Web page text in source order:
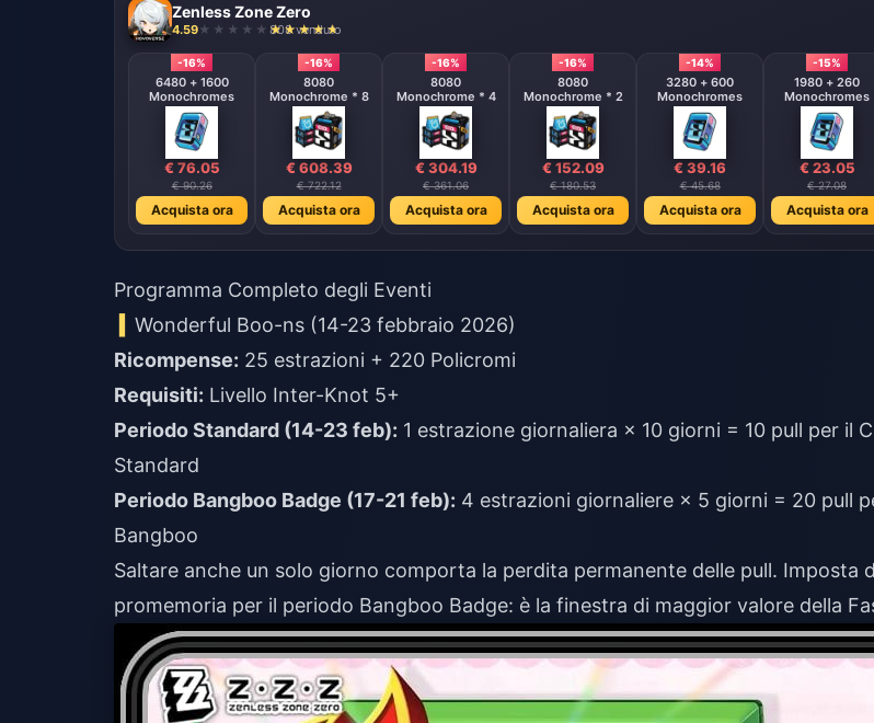
Zenless Zone Zero
4.59 808 venduto
-16%
6480 + 1600
Monochromes
€ 76.05
€ 90.26
Acquista ora
-16%
8080
Monochrome * 8
€ 608.39
€ 722.12
Acquista ora
-16%
8080
Monochrome * 4
€ 304.19
€ 361.06
Acquista ora
-16%
8080
Monochrome * 2
€ 152.09
€ 180.53
Acquista ora
-14%
3280 + 600
Monochromes
€ 39.16
€ 45.68
Acquista ora
-15%
1980 + 260
Monochromes
€ 23.05
€ 27.08
Acquista ora
Programma Completo degli Eventi
Wonderful Boo-ns (14-23 febbraio 2026)
Ricompense: 25 estrazioni + 220 Policromi
Requisiti: Livello Inter-Knot 5+
Periodo Standard (14-23 feb): 1 estrazione giornaliera × 10 giorni = 10 pull per il
Standard
Periodo Bangboo Badge (17-21 feb): 4 estrazioni giornaliere × 5 giorni = 20 pull
Bangboo
Saltare anche un solo giorno comporta la perdita permanente delle pull. Imposta
promemoria per il periodo Bangboo Badge: è la finestra di maggior valore della